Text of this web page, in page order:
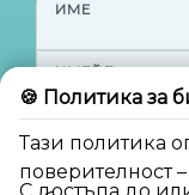
🍪 Политика за
Тази политика
поверителност
ИМЕ
ИМЕЙЛ